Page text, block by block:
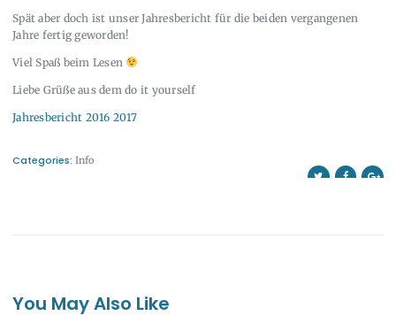
Spät aber doch ist unser Jahresbericht für die beiden vergangenen
Jahre fertig geworden!
Viel Spaß beim Lesen
Liebe Grüße aus dem do it yourself
Jahresbericht 2016 2017
Categories: Info
You May Also Like